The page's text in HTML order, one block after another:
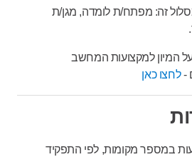
זה: מפתח/ת לומדה, מגן/ת
המיון למקצועות המחשב
-לחצו כאן
במספר מקומות, לפי התפקיד